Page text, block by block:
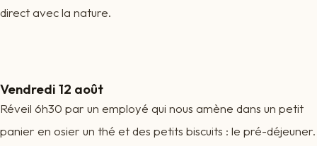
direct avec la nature.
Vendredi 12 août
Réveil 6h30 par un employé qui nous amène dans un petit
panier en osier un thé et des petits biscuits : le pré-déjeuner.